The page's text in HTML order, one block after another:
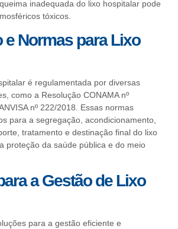
inadequada do lixo hospitalar pode
tóxicos.
e Normas para Lixo
é regulamentada por diversas
, como a Resolução CONAMA nº
nº 222/2018. Essas normas
para a segregação, acondicionamento,
tratamento e destinação final do lixo
proteção da saúde pública e do meio
a Gestão de Lixo
para a gestão eficiente e